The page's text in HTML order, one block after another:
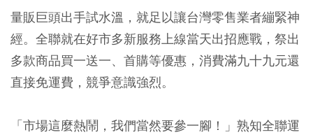
量販巨頭出手試水溫，就足以讓台灣零售業者繃緊神
經。全聯就在好市多新服務上線當天出招應戰，祭出
多款商品買一送一、首購等優惠，消費滿九十九元還
直接免運費，競爭意識強烈。
「市場這麼熱鬧，我們當然要參一腳！」熟知全聯運